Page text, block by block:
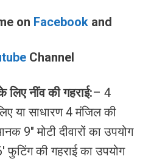
on Facebook and
Channel
नींव की गहराई:– 4
या साधारण 4 मंजिल की
9″ मोटी दीवारों का उपयोग
फुटिंग की गहराई का उपयोग